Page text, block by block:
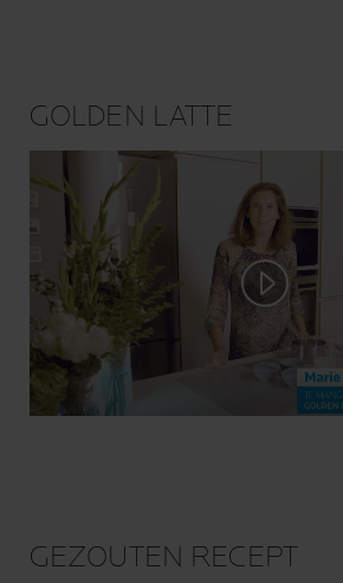
GOLDEN LATTE
Play video
GEZOUTEN RECEPT